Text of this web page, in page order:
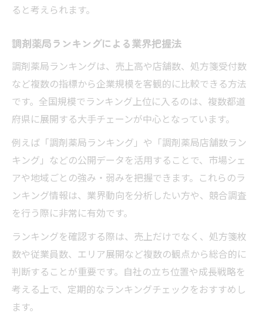
ると考えられます。
調剤薬局ランキングによる業界把握法
調剤薬局ランキングは、売上高や店舗数、処方箋受付数
など複数の指標から企業規模を客観的に比較できる方法
です。全国規模でランキング上位に入るのは、複数都道
府県に展開する大手チェーンが中心となっています。
例えば「調剤薬局ランキング」や「調剤薬局店舗数ラン
キング」などの公開データを活用することで、市場シェ
アや地域ごとの強み・弱みを把握できます。これらのラ
ンキング情報は、業界動向を分析したい方や、競合調査
を行う際に非常に有効です。
ランキングを確認する際は、売上だけでなく、処方箋枚
数や従業員数、エリア展開など複数の観点から総合的に
判断することが重要です。自社の立ち位置や成長戦略を
考える上で、定期的なランキングチェックをおすすめし
ます。